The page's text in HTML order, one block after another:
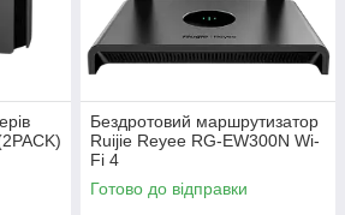
Бездротовий маршрутизатор
Ruijie Reyee RG-EW300N Wi-
Fi 4
Готово до відправки